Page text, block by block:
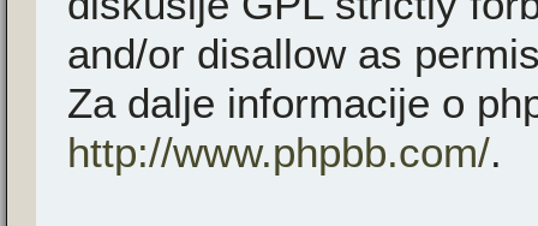
and/or disallow as
Za dalje informacije o
http://www.phpbb.com/.